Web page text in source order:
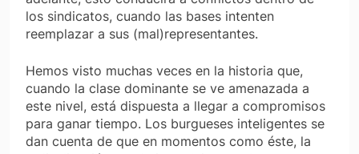
los sindicatos, cuando las bases intenten
reemplazar a sus (mal)representantes.
Hemos visto muchas veces en la historia que,
cuando la clase dominante se ve amenazada a
este nivel, está dispuesta a llegar a compromisos
para ganar tiempo. Los burgueses inteligentes se
dan cuenta de que en momentos como éste, la